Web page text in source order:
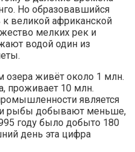
Но образовавшийся
великой африканской
мелких рек и
водой один из
озера живёт около 1 млн.
проживает 10 млн.
является
рыбы добывают меньше,
году было добыто 180
день эта цифра